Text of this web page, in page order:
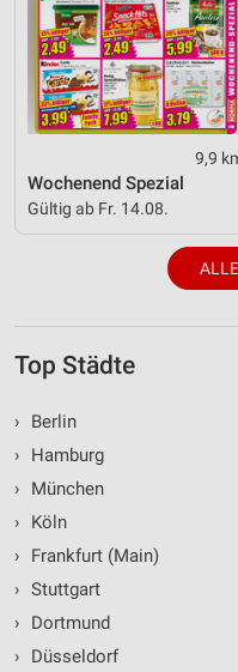
9,9
Wochenend Spezial
Gültig ab Fr. 14.08.
Top Städte
›
Berlin
›
Hamburg
›
München
›
Köln
›
Frankfurt (Main)
› Stuttgart
›
Dortmund
›
Düsseldorf